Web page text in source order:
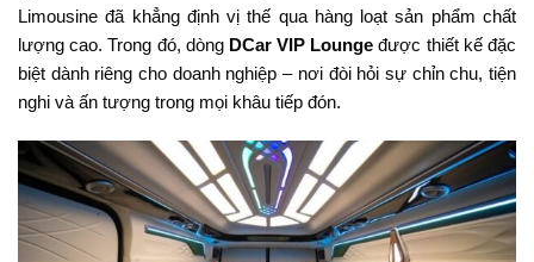
Limousine đã khẳng định vị thế qua hàng loạt sản phẩm chất
lượng cao. Trong đó, dòng DCar VIP Lounge được thiết kế đặc
biệt dành riêng cho doanh nghiệp – nơi đòi hỏi sự chỉn chu, tiện
nghi và ấn tượng trong mọi khâu tiếp đón.